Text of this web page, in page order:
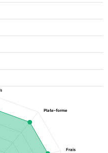
Plate-forme
Frais